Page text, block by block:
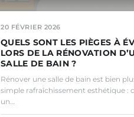
20 FÉVRIER 2026
QUELS SONT LES PIÈGES À
LORS DE LA RÉNOVATION
SALLE DE BAIN ?
Rénover une salle de bain est bien
simple rafraîchissement esthétique :
un…